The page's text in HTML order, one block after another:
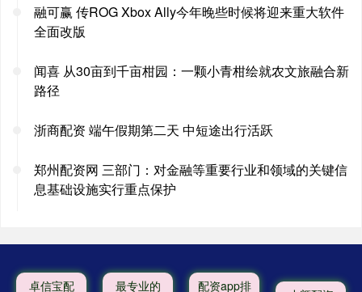
融可赢 传ROG Xbox Ally今年晚些时候将迎来重大软件
全面改版
闻喜 从30亩到千亩柑园：一颗小青柑绘就农文旅融合新
路径
浙商配资 端午假期第二天 中短途出行活跃
郑州配资网 三部门：对金融等重要行业和领域的关键信
息基础设施实行重点保护
卓信宝配 最专业的 配资app排